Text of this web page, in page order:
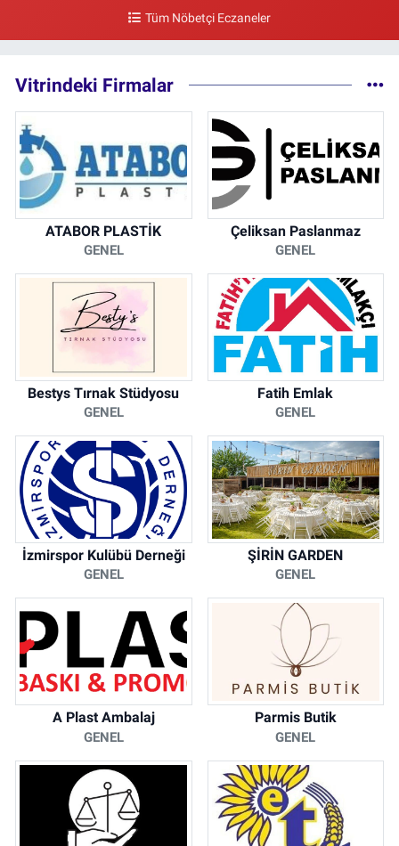
Yol Tarifi Al
Tüm Nöbetçi Eczaneler
Vitrindeki Firmalar
ATABOR PLASTİK
GENEL
Çeliksan Paslanmaz
GENEL
Bestys Tırnak Stüdyosu
GENEL
Fatih Emlak
GENEL
İzmirspor Kulübü Derneği
GENEL
ŞİRİN GARDEN
GENEL
A Plast Ambalaj
GENEL
Parmis Butik
GENEL